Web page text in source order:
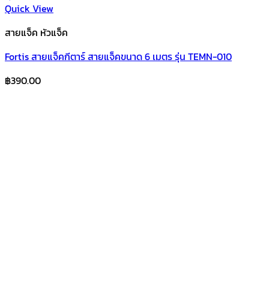
Quick View
สายแจ็ค หัวแจ็ค
Fortis สายแจ็คกีตาร์ สายแจ็คขนาด 6 เมตร รุ่น TEMN-010
฿390.00